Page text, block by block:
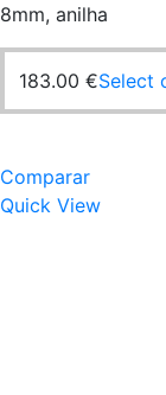
8mm, anilha
183.00 €Select
Comparar
Quick View